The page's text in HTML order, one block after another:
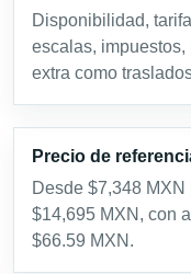
Disponibilidad,
escalas,
extra como
Precio de
Desde $7,348
$14,695 MXN, con
$66.59 MXN.